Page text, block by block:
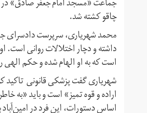
چاقو کشته شد.
محمد شهریاری، سرپرست دادسرای
داشته و دچار اختلالات روانی است.
است که به او الهام شده و حکم الهی
شهریاری گفت پزشکی قانونی تاکید
اراده و قوه تمیز» است و باید «به